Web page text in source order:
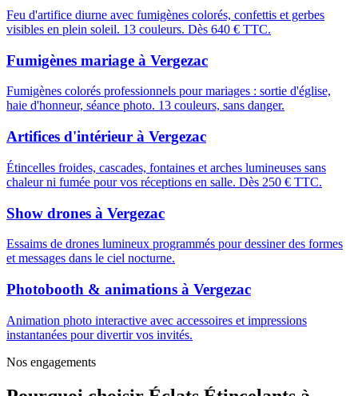
Feu d'artifice diurne avec fumigènes colorés, confettis et gerbes
visibles en plein soleil. 13 couleurs. Dès 640 € TTC.
Fumigènes mariage à Vergezac
Fumigènes colorés professionnels pour mariages : sortie d'église,
haie d'honneur, séance photo. 13 couleurs, sans danger.
Artifices d'intérieur à Vergezac
Étincelles froides, cascades, fontaines et arches lumineuses sans
chaleur ni fumée pour vos réceptions en salle. Dès 250 € TTC.
Show drones à Vergezac
Essaims de drones lumineux programmés pour dessiner des formes
et messages dans le ciel nocturne.
Photobooth & animations à Vergezac
Animation photo interactive avec accessoires et impressions
instantanées pour divertir vos invités.
Nos engagements